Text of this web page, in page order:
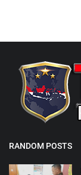
RANDOM POSTS